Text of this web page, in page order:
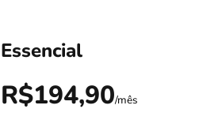
Essencial
R$194,90/mês